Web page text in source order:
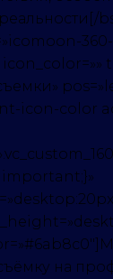
icon-color
на